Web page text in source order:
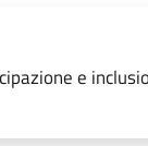
e